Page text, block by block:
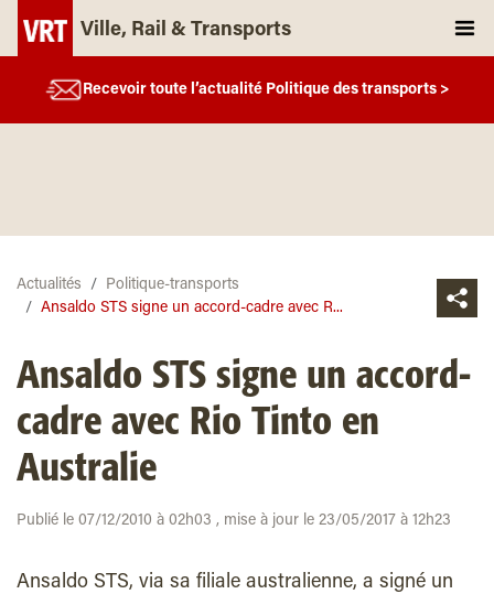
Ville, Rail & Transports
Recevoir toute l’actualité Politique des transports >
Actualités
Politique-transports
Ansaldo STS signe un accord-cadre avec R...
Ansaldo STS signe un accord-
cadre avec Rio Tinto en
Australie
Publié le 07/12/2010 à 02h03 , mise à jour le 23/05/2017 à 12h23
Ansaldo STS, via sa filiale australienne, a signé un